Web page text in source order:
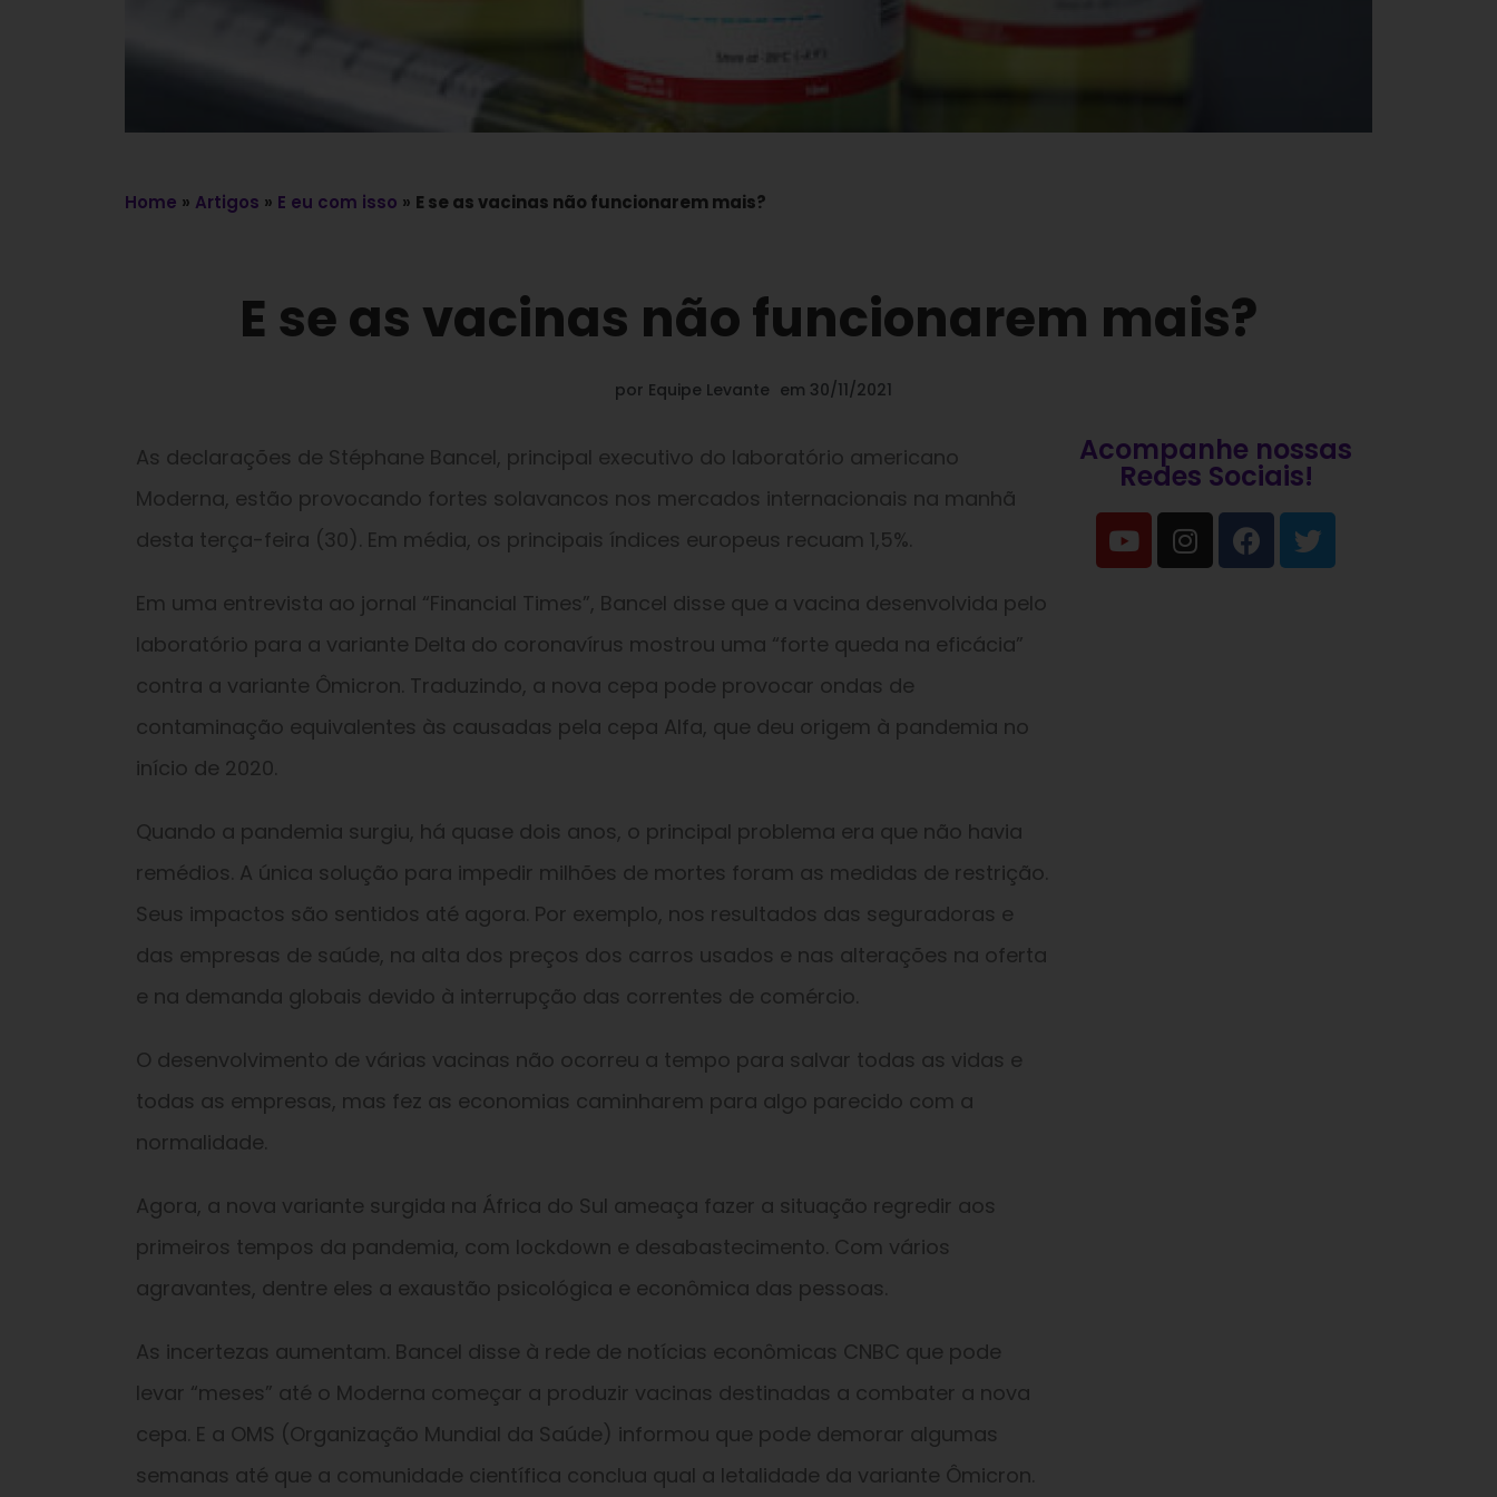
Home » Artigos » E eu com isso » E se as vacinas não funcionarem mais?
E se as vacinas não funcionarem mais?
por Equipe Levante em 30/11/2021
As declarações de Stéphane Bancel, principal executivo do laboratório americano
Moderna, estão provocando fortes solavancos nos mercados internacionais na manhã
desta terça-feira (30). Em média, os principais índices europeus recuam 1,5%.
Em uma entrevista ao jornal “Financial Times”, Bancel disse que a vacina desenvolvida pelo
laboratório para a variante Delta do coronavírus mostrou uma “forte queda na eficácia”
contra a variante Ômicron. Traduzindo, a nova cepa pode provocar ondas de
contaminação equivalentes às causadas pela cepa Alfa, que deu origem à pandemia no
início de 2020.
Quando a pandemia surgiu, há quase dois anos, o principal problema era que não havia
remédios. A única solução para impedir milhões de mortes foram as medidas de restrição.
Seus impactos são sentidos até agora. Por exemplo, nos resultados das seguradoras e
das empresas de saúde, na alta dos preços dos carros usados e nas alterações na oferta
e na demanda globais devido à interrupção das correntes de comércio.
O desenvolvimento de várias vacinas não ocorreu a tempo para salvar todas as vidas e
todas as empresas, mas fez as economias caminharem para algo parecido com a
normalidade.
Agora, a nova variante surgida na África do Sul ameaça fazer a situação regredir aos
primeiros tempos da pandemia, com lockdown e desabastecimento. Com vários
agravantes, dentre eles a exaustão psicológica e econômica das pessoas.
As incertezas aumentam. Bancel disse à rede de notícias econômicas CNBC que pode
levar “meses” até o Moderna começar a produzir vacinas destinadas a combater a nova
cepa. E a OMS (Organização Mundial da Saúde) informou que pode demorar algumas
semanas até que a comunidade científica conclua qual a letalidade da variante Ômicron.
Acompanhe nossas
Redes Sociais!